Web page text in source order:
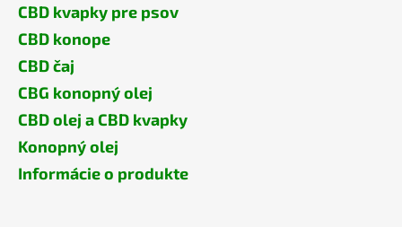
CBD kvapky pre psov
CBD konope
CBD čaj
CBG konopný olej
CBD olej a CBD kvapky
Konopný olej
Informácie o produkte